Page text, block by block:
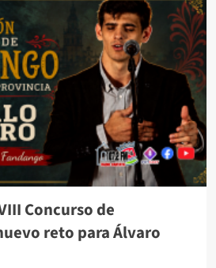
Concurso de
reto para Álvaro